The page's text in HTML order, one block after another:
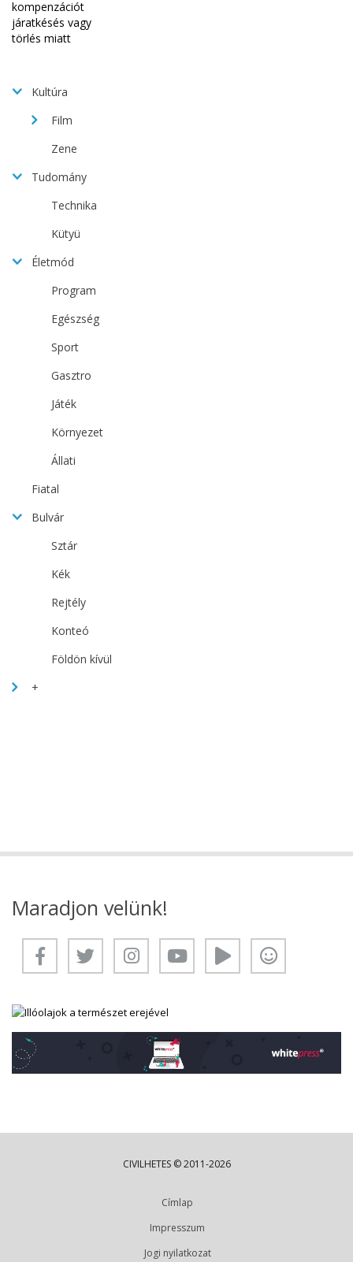
Kultúra
Film
Zene
Tudomány
Technika
Kütyü
Életmód
Program
Egészség
Sport
Gasztro
Játék
Környezet
Állati
Fiatal
Bulvár
Sztár
Kék
Rejtély
Konteó
Földön kívül
+
Maradjon velünk!
CIVILHETES © 2011-2026
Címlap
Impresszum
Jogi nyilatkozat